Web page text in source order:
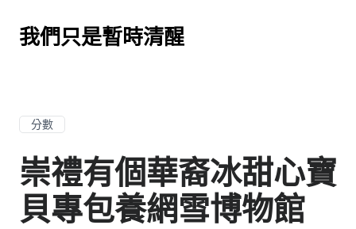
我們只是暫時清醒
分數
崇禮有個華裔冰甜心寶
貝專包養網雪博物館